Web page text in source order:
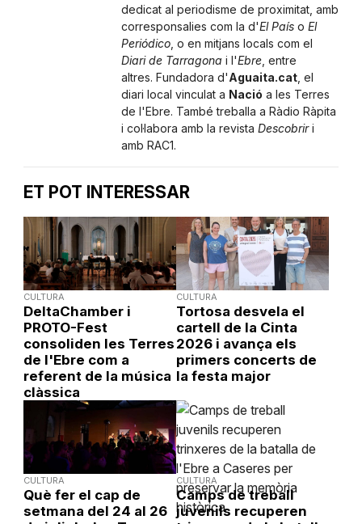
dedicat al periodisme de proximitat, amb
corresponsalies com la d'El Paíso El
Periódico, o en mitjans locals com el
Diari de Tarragona i l'Ebre, entre
altres. Fundadora d'Aguaita.cat, el
diari local vinculat a Nació a les Terres
de l'Ebre. També treballa a Ràdio Ràpita
i col·labora amb la revista Descobriri
amb RAC1.
ET POT INTERESSAR
CULTURA
DeltaChamber i
PROTO-Fest
consoliden les Terres
de l'Ebre com a
referent de la música
clàssica
CULTURA
Tortosa desvela el
cartell de la Cinta
2026 i avança els
primers concerts de
la festa major
CULTURA
Què fer el cap de
setmana del 24 al 26
CULTURA
Camps de treball
juvenils recuperen